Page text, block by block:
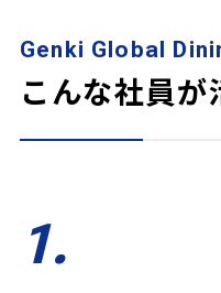
Genki Global
こんな社員が
1.